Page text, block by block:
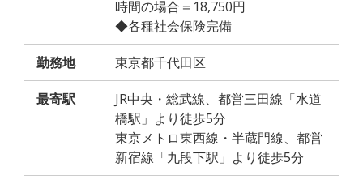
時間の場合＝18,750円
◆各種社会保険完備
勤務地 東京都千代田区
最寄駅
JR中央・総武線、都営三田線「水道
橋駅」より徒歩5分
東京メトロ東西線・半蔵門線、都営
新宿線「九段下駅」より徒歩5分